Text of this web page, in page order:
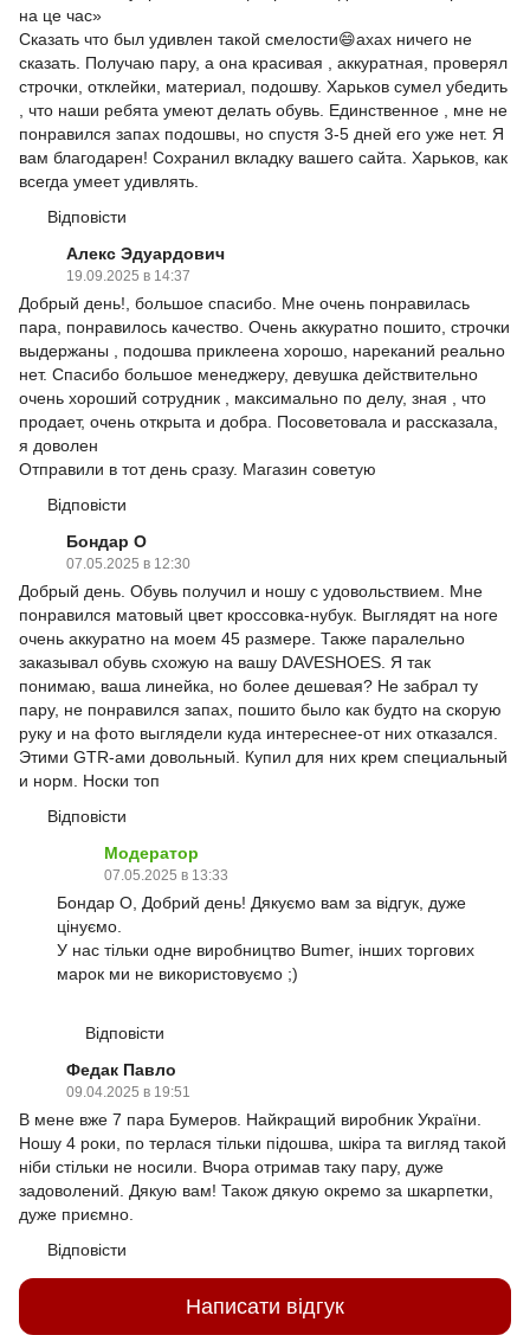
на це час»
Сказать что был удивлен такой смелости😄ахах ничего не
сказать. Получаю пару, а она красивая , аккуратная, проверял
строчки, отклейки, материал, подошву. Харьков сумел убедить
, что наши ребята умеют делать обувь. Единственное , мне не
понравился запах подошвы, но спустя 3-5 дней его уже нет. Я
вам благодарен! Сохранил вкладку вашего сайта. Харьков, как
всегда умеет удивлять.
Відповісти
Алекс Эдуардович
19.09.2025 в 14:37
Добрый день!, большое спасибо. Мне очень понравилась
пара, понравилось качество. Очень аккуратно пошито, строчки
выдержаны , подошва приклеена хорошо, нареканий реально
нет. Спасибо большое менеджеру, девушка действительно
очень хороший сотрудник , максимально по делу, зная , что
продает, очень открыта и добра. Посоветовала и рассказала,
я доволен
Отправили в тот день сразу. Магазин советую
Відповісти
Бондар О
07.05.2025 в 12:30
Добрый день. Обувь получил и ношу с удовольствием. Мне
понравился матовый цвет кроссовка-нубук. Выглядят на ноге
очень аккуратно на моем 45 размере. Также паралельно
заказывал обувь схожую на вашу DAVESHOES. Я так
понимаю, ваша линейка, но более дешевая? Не забрал ту
пару, не понравился запах, пошито было как будто на скорую
руку и на фото выглядели куда интереснее-от них отказался.
Этими GTR-ами довольный. Купил для них крем специальный
и норм. Носки топ
Відповісти
Модератор
07.05.2025 в 13:33
Бондар О, Добрий день! Дякуємо вам за відгук, дуже
цінуємо.
У нас тільки одне виробництво Bumer, інших торгових
марок ми не використовуємо ;)
Відповісти
Федак Павло
09.04.2025 в 19:51
В мене вже 7 пара Бумеров. Найкращий виробник України.
Ношу 4 роки, по терлася тільки підошва, шкіра та вигляд такой
ніби стільки не носили. Вчора отримав таку пару, дуже
задоволений. Дякую вам! Також дякую окремо за шкарпетки,
дуже приємно.
Відповісти
Написати відгук